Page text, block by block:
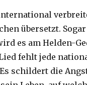
übersetzt.
es am Helden-
fehlt jede
schildert die